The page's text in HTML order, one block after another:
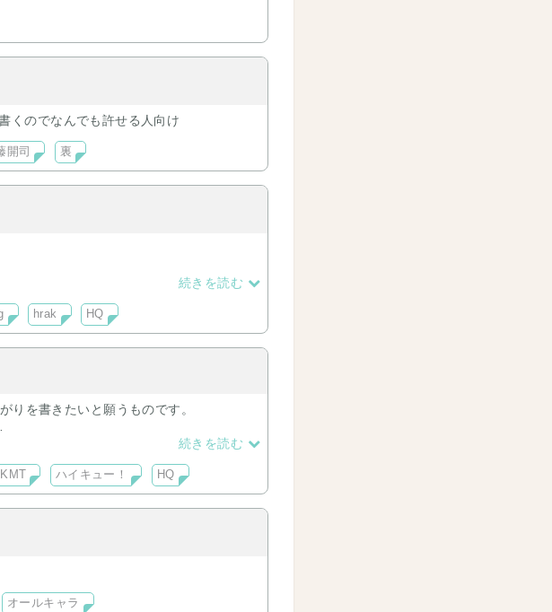
くのでなんでも許せる人向け
開司 裏
……🐈‍⬛
続きを読む
hrak HQ
りを書きたいと願うものです。
続きを読む
ハイキュー！ HQ
オールキャラ